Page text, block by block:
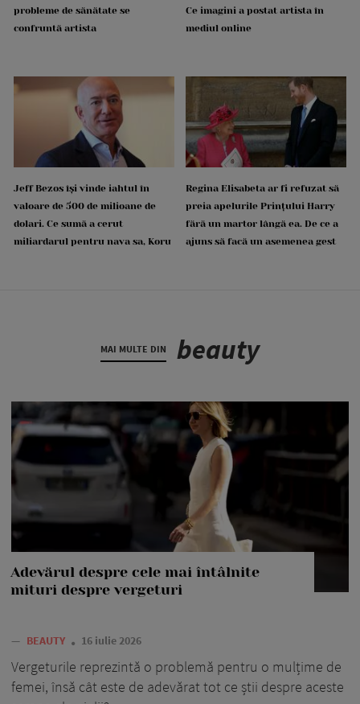
probleme de sănătate se
confruntă artista
Ce imagini a postat artista în
mediul online
Jeff Bezos își vinde iahtul în
valoare de 500 de milioane de
dolari. Ce sumă a cerut
miliardarul pentru nava sa, Koru
Regina Elisabeta ar fi refuzat să
preia apelurile Prințului Harry
fără un martor lângă ea. De ce a
ajuns să facă un asemenea gest
MAI MULTE DIN beauty
Adevărul despre cele mai întâlnite
mituri despre vergeturi
— BEAUTY 16 iulie 2026
Vergeturile reprezintă o problemă pentru o mulțime de
femei, însă cât este de adevărat tot ce știi despre aceste